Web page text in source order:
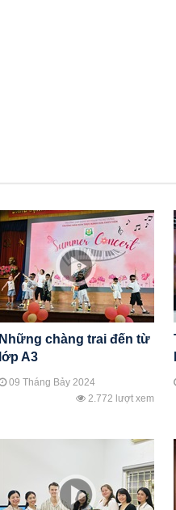
Những chàng trai đến từ
lớp A3
09 Tháng Bảy 2024
2.772 lượt xem